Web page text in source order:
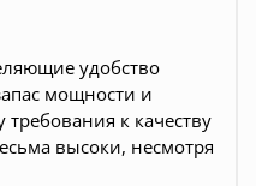
удобство
мощности и
требования к качеству
высоки, несмотря